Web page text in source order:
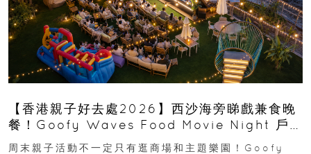
【香港親子好去處2026】西沙海旁睇戲兼食晚
餐！Goofy Waves Food Movie Night 戶
外影院逢週末登場
周末親子活動不一定只有逛商場和主題樂園！Goofy